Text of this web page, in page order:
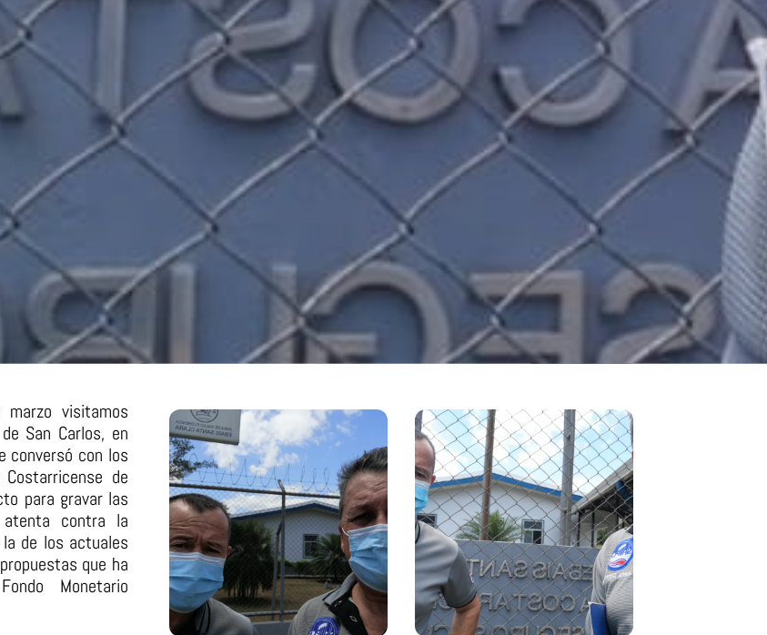
visitamos
San Carlos, en
conversó con los
de
para gravar las
atenta contra la
de los actuales
que ha
Monetario